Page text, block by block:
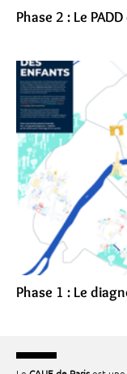
Phase 2 : Le
Phase 1 : Le